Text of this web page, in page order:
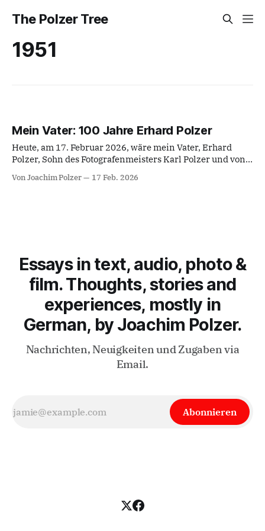
The Polzer Tree
1951
Mein Vater: 100 Jahre Erhard Polzer
Heute, am 17. Februar 2026, wäre mein Vater, Erhard
Polzer, Sohn des Fotografenmeisters Karl Polzer und von
Jahre alt geworden; er starb am 05. Juli 1999 in Stuttgart
Von Joachim Polzer 17 Feb. 2026
Essays in text, audio, photo &
film. Thoughts, stories and
experiences, mostly in
German, by Joachim Polzer.
Nachrichten, Neuigkeiten und Zugaben via
Email.
Abonnieren